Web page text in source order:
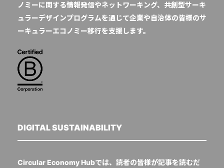
ノミーに関する情報発信やネットワーキング、共創型サーキ
ュラーデザインプログラムを通じて企業や自治体の皆様のサ
ーキュラーエコノミー移行を支援します。
DIGITAL SUSTAINABILITY
Circular Economy Hubでは、読者の皆様が記事を読むだ